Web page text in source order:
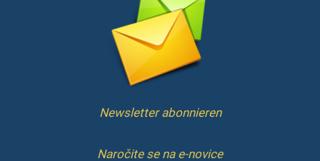
Newsletter abonnieren
Naročite se na e-novice